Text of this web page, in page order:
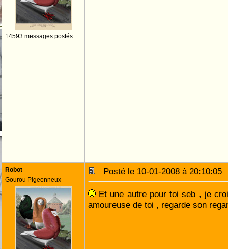
14593 messages postés
Robot
Gourou Pigeonneux
Posté le 10-01-2008 à
Et une autre pour toi seb , je
amoureuse de toi , regarde son